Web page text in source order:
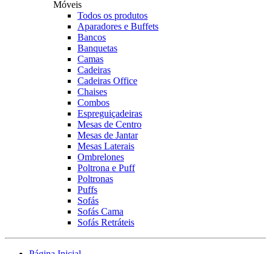
Móveis
Todos os produtos
Aparadores e Buffets
Bancos
Banquetas
Camas
Cadeiras
Cadeiras Office
Chaises
Combos
Espreguiçadeiras
Mesas de Centro
Mesas de Jantar
Mesas Laterais
Ombrelones
Poltrona e Puff
Poltronas
Puffs
Sofás
Sofás Cama
Sofás Retráteis